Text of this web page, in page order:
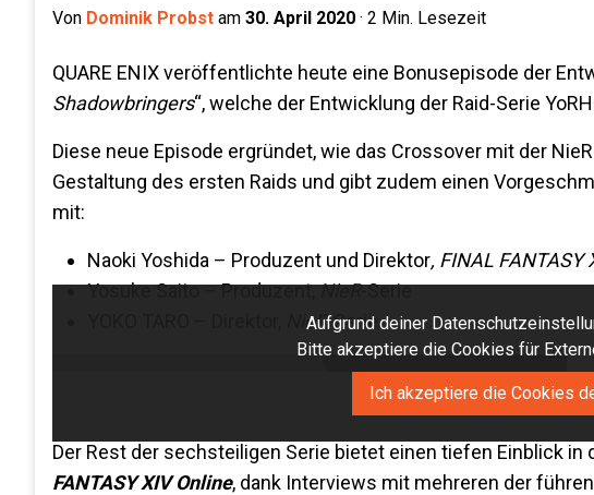
Von Dominik Probst am 30. April 2020 · 2 Min. Lesezeit
QUARE ENIX veröffentlichte heute eine Bonusepisode der
Shadowbringers“, welche der Entwicklung der Raid-Serie
Diese neue Episode ergründet, wie das Crossover mit der
Gestaltung des ersten Raids und gibt zudem einen
mit:
Naoki Yoshida – Produzent und Direktor, FINAL FANTASY
Yosuke Saito – Produzent,NieR-Serie
NieR-Serie
Aufgrund deiner
Bitte akzeptiere die Cookies für
Ich akzeptiere die Cookies
Der Rest der sechsteiligen Serie bietet einen tiefen Einblick
FANTASY XIV Online, dank Interviews mit mehreren der